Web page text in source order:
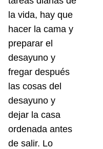
la vida, hay que
hacer la cama y
preparar el
desayuno y
fregar después
las cosas del
desayuno y
dejar la casa
ordenada antes
de salir. Lo